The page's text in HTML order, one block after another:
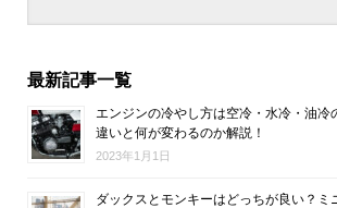
最新記事一覧
エンジンの冷やし方は空冷・水冷・油冷
違いと何が変わるのか解説！
2023年1月1日
ダックスとモンキーはどっちが良い？ミ